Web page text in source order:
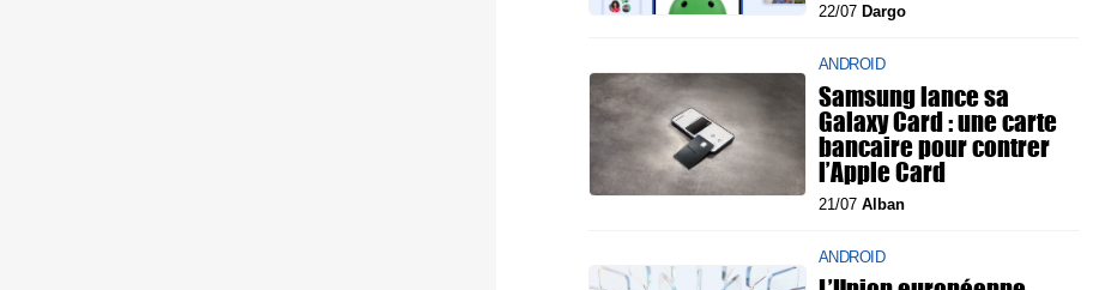
22/07 Dargo
ANDROID
Samsung lance sa
Galaxy Card : une carte
bancaire pour contrer
l’Apple Card
21/07 Alban
ANDROID